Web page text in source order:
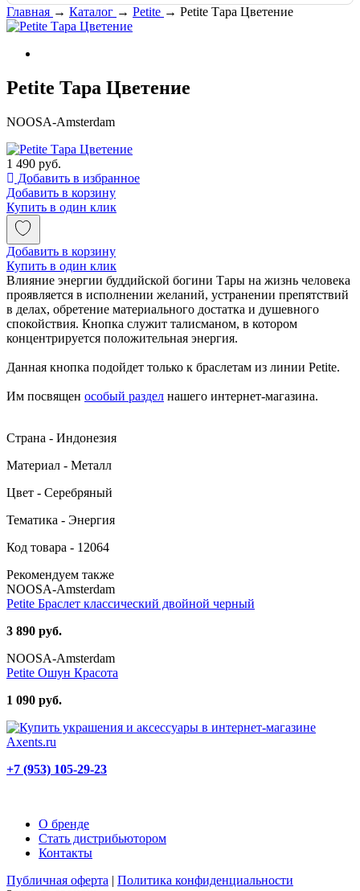
Главная → Каталог → Petite → Petite Тара Цветение
Petite Тара Цветение
NOOSA-Amsterdam
1 490 руб.
Добавить в избранное
Добавить в корзину
Купить в один клик
Добавить в корзину
Купить в один клик
Влияние энергии буддийской богини Тары на жизнь человека
проявляется в исполнении желаний, устранении препятствий
в делах, обретение материального достатка и душевного
спокойствия. Кнопка служит талисманом, в котором
концентрируется положительная энергия.
Данная кнопка подойдет только к браслетам из линии Petite.
Им посвящен особый раздел нашего интернет-магазина.
Страна - Индонезия
Материал - Металл
Цвет - Серебряный
Тематика - Энергия
Код товара - 12064
Рекомендуем также
NOOSA-Amsterdam
Petite Браслет классический двойной черный
3 890 руб.
NOOSA-Amsterdam
Petite Ошун Красота
1 090 руб.
+7 (953) 105-29-23
О бренде
Стать дистрибьютором
Контакты
Публичная оферта | Политика конфиденциальности